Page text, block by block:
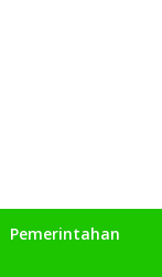
Pemerintahan